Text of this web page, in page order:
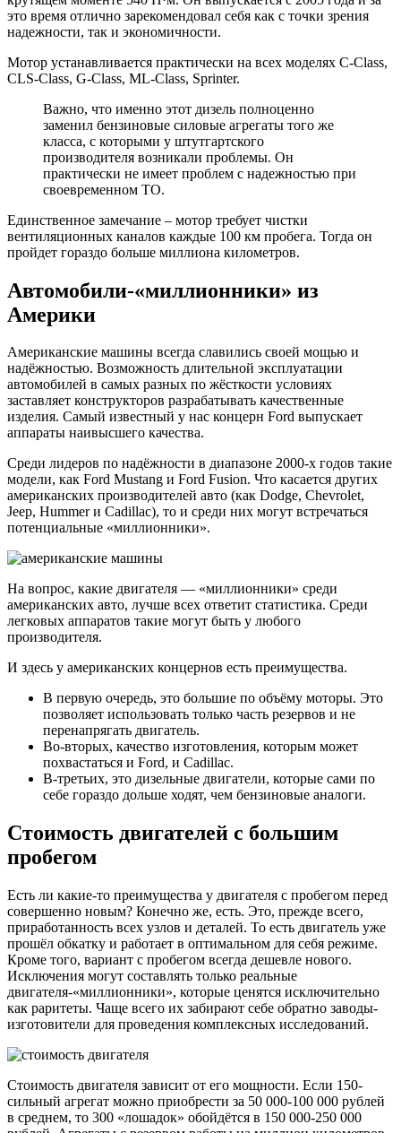
это время отлично зарекомендовал себя как с точки зрения
надежности, так и экономичности.
Мотор устанавливается практически на всех моделях C-Class,
CLS-Class, G-Class, ML-Class, Sprinter.
Важно, что именно этот дизель полноценно
заменил бензиновые силовые агрегаты того же
класса, с которыми у штутгартского
производителя возникали проблемы. Он
практически не имеет проблем с надежностью при
своевременном ТО.
Единственное замечание – мотор требует чистки
вентиляционных каналов каждые 100 км пробега. Тогда он
пройдет гораздо больше миллиона километров.
Автомобили-«миллионники» из
Америки
Американские машины всегда славились своей мощью и
надёжностью. Возможность длительной эксплуатации
автомобилей в самых разных по жёсткости условиях
заставляет конструкторов разрабатывать качественные
изделия. Самый известный у нас концерн Ford выпускает
аппараты наивысшего качества.
Среди лидеров по надёжности в диапазоне 2000-х годов такие
модели, как Ford Mustang и Ford Fusion. Что касается других
американских производителей авто (как Dodge, Chevrolet,
Jeep, Hummer и Cadillac), то и среди них могут встречаться
потенциальные «миллионники».
На вопрос, какие двигателя — «миллионники» среди
американских авто, лучше всех ответит статистика. Среди
легковых аппаратов такие могут быть у любого
производителя.
И здесь у американских концернов есть преимущества.
В первую очередь, это большие по объёму моторы. Это
позволяет использовать только часть резервов и не
перенапрягать двигатель.
Во-вторых, качество изготовления, которым может
похвастаться и Ford, и Cadillac.
В-третьих, это дизельные двигатели, которые сами по
себе гораздо дольше ходят, чем бензиновые аналоги.
Стоимость двигателей с большим
пробегом
Есть ли какие-то преимущества у двигателя с пробегом перед
совершенно новым? Конечно же, есть. Это, прежде всего,
приработанность всех узлов и деталей. То есть двигатель уже
прошёл обкатку и работает в оптимальном для себя режиме.
Кроме того, вариант с пробегом всегда дешевле нового.
Исключения могут составлять только реальные
двигателя-«миллионники», которые ценятся исключительно
как раритеты. Чаще всего их забирают себе обратно заводы-
изготовители для проведения комплексных исследований.
Стоимость двигателя зависит от его мощности. Если 150-
сильный агрегат можно приобрести за 50 000-100 000 рублей
в среднем, то 300 «лошадок» обойдётся в 150 000-250 000